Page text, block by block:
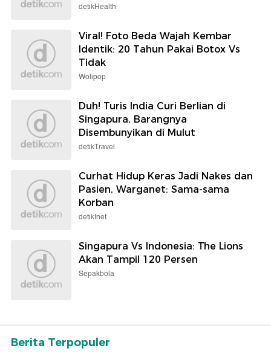
detikHealth
Viral! Foto Beda Wajah Kembar
Identik: 20 Tahun Pakai Botox Vs
Tidak
Wolipop
Duh! Turis India Curi Berlian di
Singapura, Barangnya
Disembunyikan di Mulut
detikTravel
Curhat Hidup Keras Jadi Nakes dan
Pasien, Warganet: Sama-sama
Korban
detikInet
Singapura Vs Indonesia: The Lions
Akan Tampil 120 Persen
Sepakbola
Berita Terpopuler